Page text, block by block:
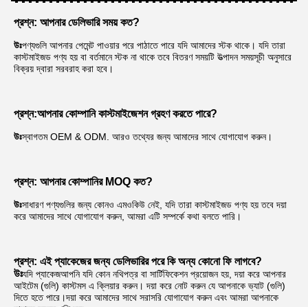
প্রশ্ন: আপনার ডেলিভারি সময় কত?
উঃপণ্যগুলি আপনার পেমেন্ট পাওয়ার পরে পাঠাতে পারে যদি আমাদের স্টক থাকে। যদি তারা
কাস্টমাইজড পণ্য হয় বা বর্তমানে স্টক না থাকে তবে বিতরণ সময়টি উত্পাদন সময়সূচী অনুসারে
বিক্রয় দ্বারা সরবরাহ করা হবে।
প্রশ্ন:আপনার কোম্পানি কাস্টমাইজেশন গ্রহণ করতে পারে?
উঃস্বাগতম OEM & ODM. আরও তথ্যের জন্য আমাদের সাথে যোগাযোগ করুন।
প্রশ্ন: আপনার কোম্পানির MOQ কত?
উঃসাধারণ পণ্যগুলির জন্য কোনও এমওকিউ নেই, যদি তারা কাস্টমাইজড পণ্য হয় তবে দয়া
করে আমাদের সাথে যোগাযোগ করুন, আমরা এটি সম্পর্কে কথা বলতে পারি।
প্রশ্ন: এই প্যাকেজের জন্য ডেলিভারির পরে কি অন্য কোনো ফি লাগবে?
উঃযদি প্যাকেজআপনি যদি কোন নথিপত্র বা সার্টিফিকেশন প্রয়োজন হয়, দয়া করে আপনার
আইটেম (গুলি) কাস্টমস এ ক্লিয়ার করুন। দয়া করে নোট করুন যে আপনাকে ভ্যাট (গুলি)
দিতে হতে পারে।দয়া করে আমাদের সাথে সরাসরি যোগাযোগ করুন এবং আমরা আপনাকে